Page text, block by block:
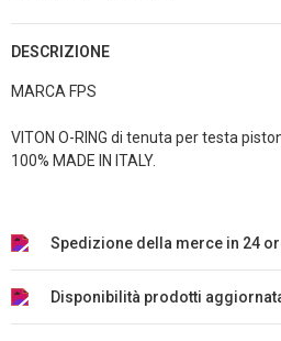
DESCRIZIONE
MARCA FPS
VITON O-RING di tenuta per testa
100% MADE IN ITALY.
Spedizione della merce in 24
Disponibilità prodotti